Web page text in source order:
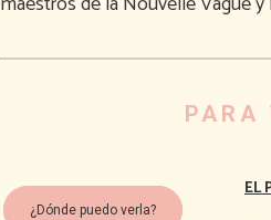
PARA
¿Dónde puedo verla?
EL